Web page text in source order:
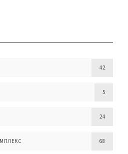
42
5
24
68